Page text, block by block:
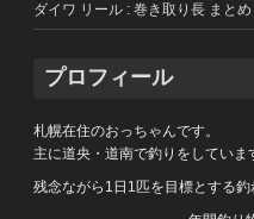
ダイワ リール : 巻き取り長 まとめ
プロフィール
札幌在住のおっちゃんです。
主に道央・道南で釣りをしていま
残念ながら1日1匹を目標とする釣